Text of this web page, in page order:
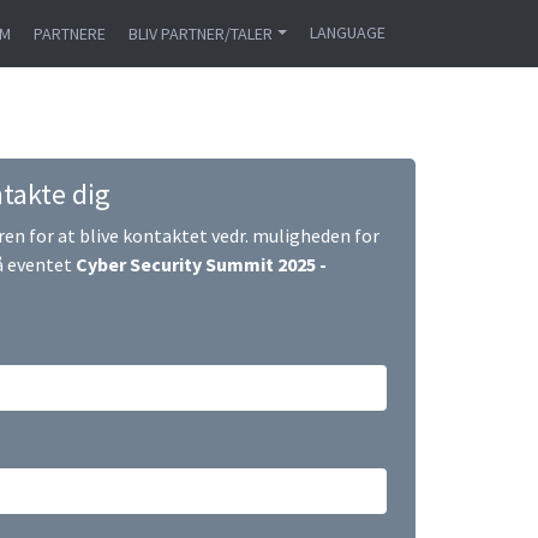
PARTNERE BLIV PARTNER/TALER LANGUAGE
dig
for at blive kontaktet vedr. muligheden for
eventet Cyber Security Summit 2025 -